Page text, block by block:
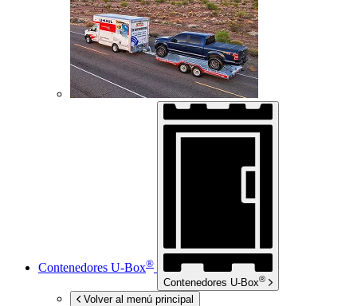
Contenedores U-Box®
Contenedores U-Box®
Volver al menú principal